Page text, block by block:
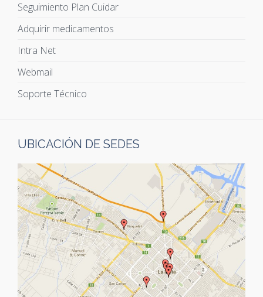
Seguimiento Plan Cuidar
Adquirir medicamentos
Intra Net
Webmail
Soporte Técnico
UBICACIÓN DE SEDES